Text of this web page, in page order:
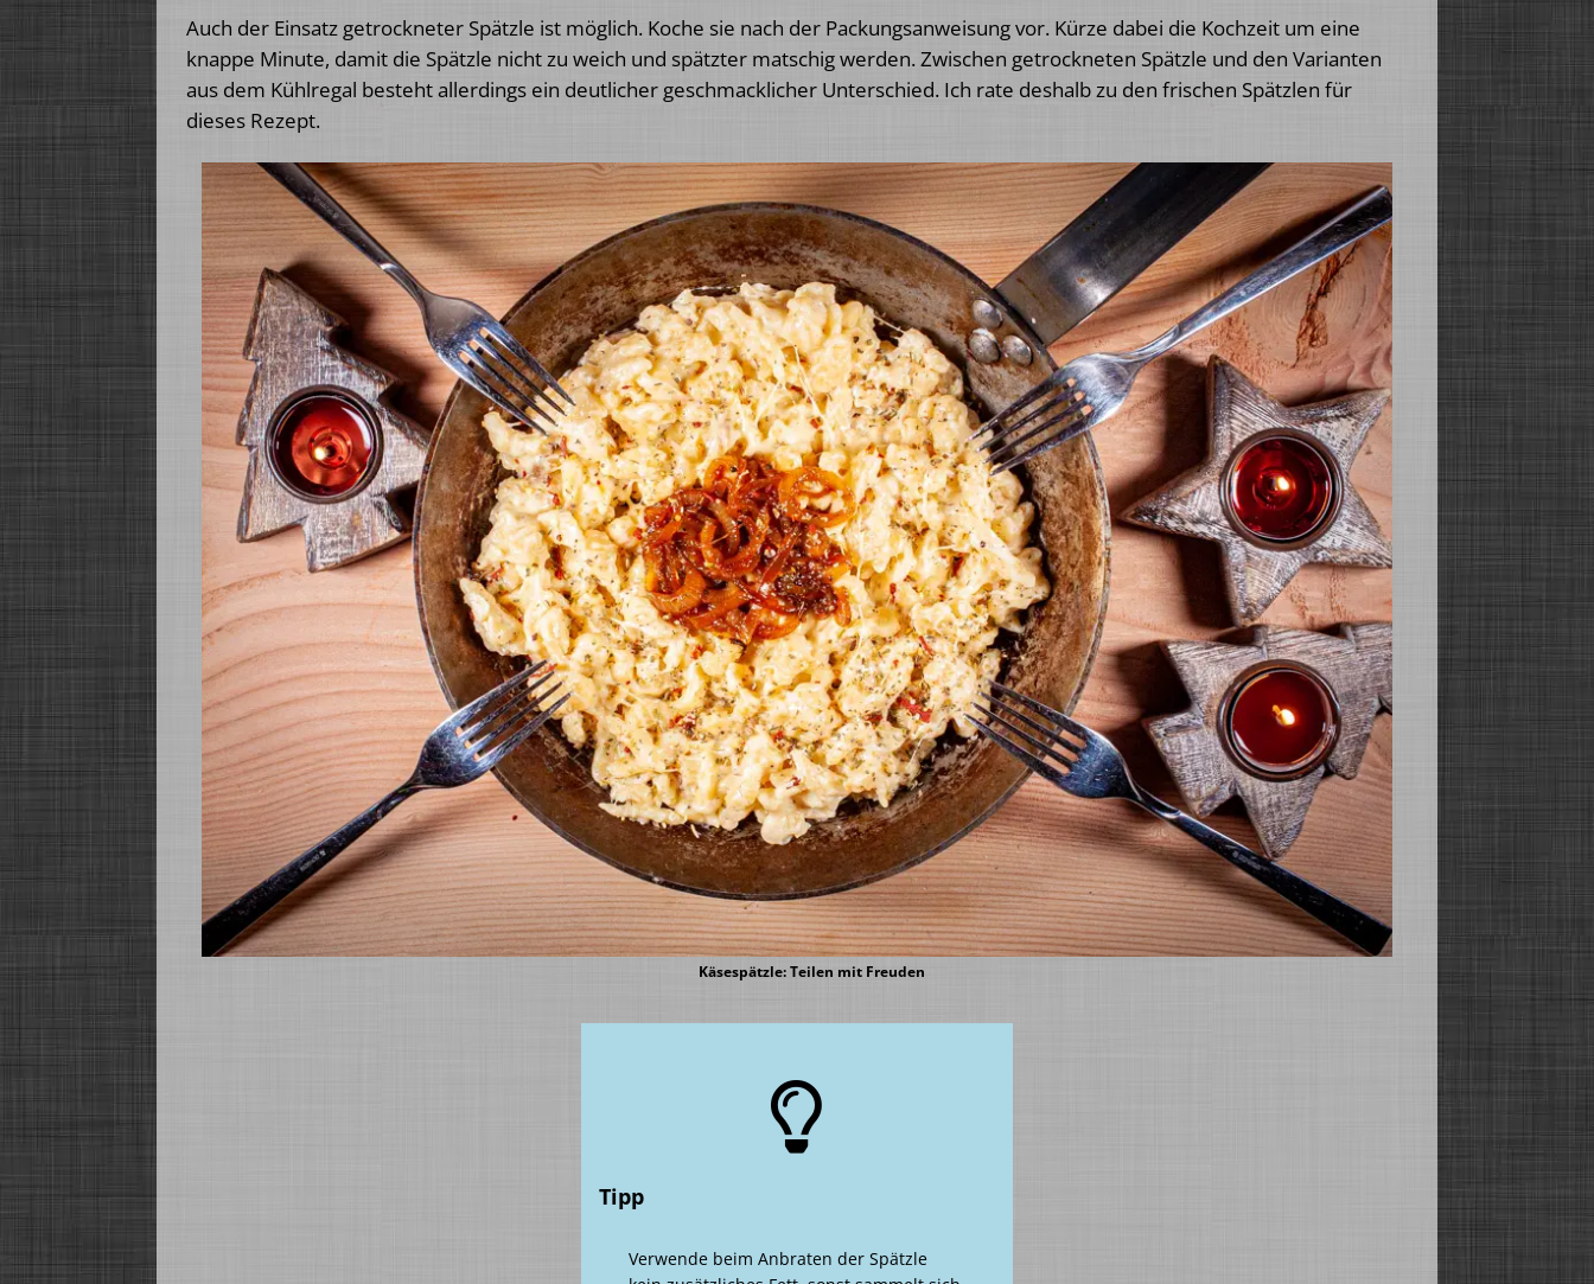
Auch der Einsatz getrockneter Spätzle ist möglich. Koche sie nach der Packungsanweisung vor. Kürze dabei die Kochzeit um eine
knappe Minute, damit die Spätzle nicht zu weich und spätzter matschig werden. Zwischen getrockneten Spätzle und den Varianten
aus dem Kühlregal besteht allerdings ein deutlicher geschmacklicher Unterschied. Ich rate deshalb zu den frischen Spätzlen für
dieses Rezept.
Käsespätzle: Teilen mit Freuden
Tipp
Verwende beim Anbraten der Spätzle